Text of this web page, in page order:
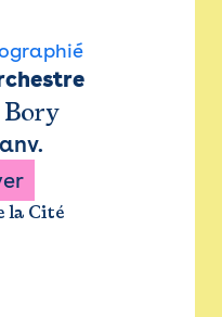
la Cité